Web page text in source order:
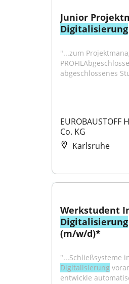
Digitalisierung
"...zum
abgeschlossenes
Co. KG
Karlsruhe
Digitalisierung
(m/w/d)*
Digitalisierung
entwickle